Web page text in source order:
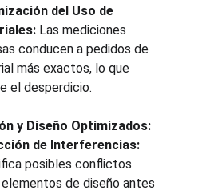
del Uso de
Las mediciones
conducen a pedidos de
más exactos, lo que
el desperdicio.
y Diseño Optimizados:
de Interferencias:
posibles conflictos
de diseño antes